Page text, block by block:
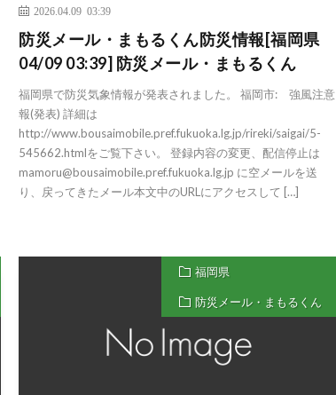
2026.04.09 03:39
防災メール・まもるくん防災情報[福岡県
04/09 03:39] 防災メール・まもるくん
福岡県で防災気象情報が発表されました。 福岡市: 強風注意
報(発表) 詳細は
http://www.bousaimobile.pref.fukuoka.lg.jp/rireki/saigai/5-
545662.htmlをご覧下さい。 登録内容の変更、配信停止は
mamoru@bousaimobile.pref.fukuoka.lg.jp に空メールを送
り、戻ってきたメール本文中のURLにアクセスして […]
福岡県
防災メール・まもるくん